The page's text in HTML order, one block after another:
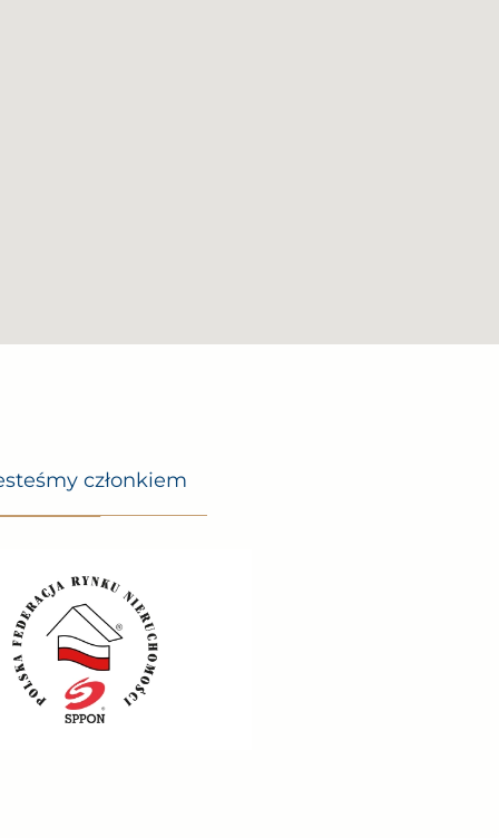
członkiem